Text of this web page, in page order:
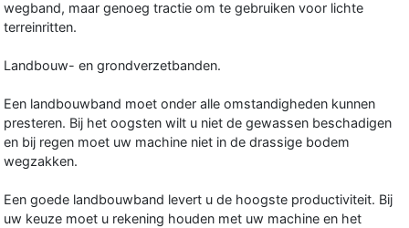
wegband, maar genoeg tractie om te gebruiken voor lichte
terreinritten.
Landbouw- en grondverzetbanden.
Een landbouwband moet onder alle omstandigheden kunnen
presteren. Bij het oogsten wilt u niet de gewassen beschadigen
en bij regen moet uw machine niet in de drassige bodem
wegzakken.
Een goede landbouwband levert u de hoogste productiviteit. Bij
uw keuze moet u rekening houden met uw machine en het